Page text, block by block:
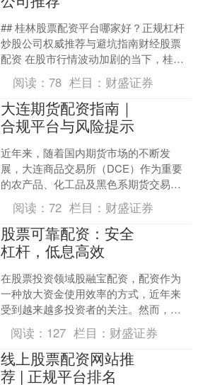
## 桂林股票配资平台哪家好？正规杠杆
炒股公司权威推荐与避坑指南财经股票
配资 在股市行情波动加剧的当下，桂林
越来越多的投资者开始关注股票配资这
一工具，试图通过杠....
阅读： 78 栏目： 财盛证券
大连期货配资指南｜
合规平台与风险提示
近年来，随着国内期货市场的不断发
展，大连商品交易所（DCE）作为重要
的农产品、化工品及黑色系期货交易中
心，吸引了大量投资者参与。然而，由
于期货交易本身具有高杠杆....
阅读： 72 栏目： 财盛证券
股票可靠配资：安全
杠杆，低息高效
在股票投资领域股融宝配资，配资作为
一种放大资金使用效率的方式，近年来
受到越来越多投资者的关注。然而，面
对市场上众多的配资平台，如何选择“股
票可靠配资”成为投资者....
阅读： 127 栏目： 财盛证券
线上股票配资网站推
荐 | 正规平台排名